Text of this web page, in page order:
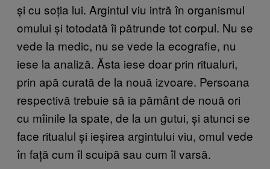
și cu soția lui. Argintul viu intră în organismul
omului și totodată îi pătrunde tot corpul. Nu se
vede la medic, nu se vede la ecografie, nu
iese la analiză. Ăsta iese doar prin ritualuri,
prin apă curată de la nouă izvoare. Persoana
respectivă trebuie să ia pământ de nouă ori
cu mîinile la spate, de la un gutui, și atunci se
face ritualul și ieșirea argintului viu, omul vede
în față cum îl scuipă sau cum îl varsă.